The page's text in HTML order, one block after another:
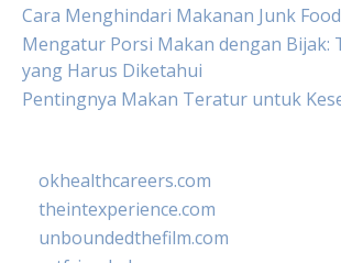
Cara Menghindari Makanan Junk
Mengatur Porsi Makan dengan Bijak:
yang Harus Diketahui
Pentingnya Makan Teratur untuk
okhealthcareers.com
theintexperience.com
unboundedthefilm.com